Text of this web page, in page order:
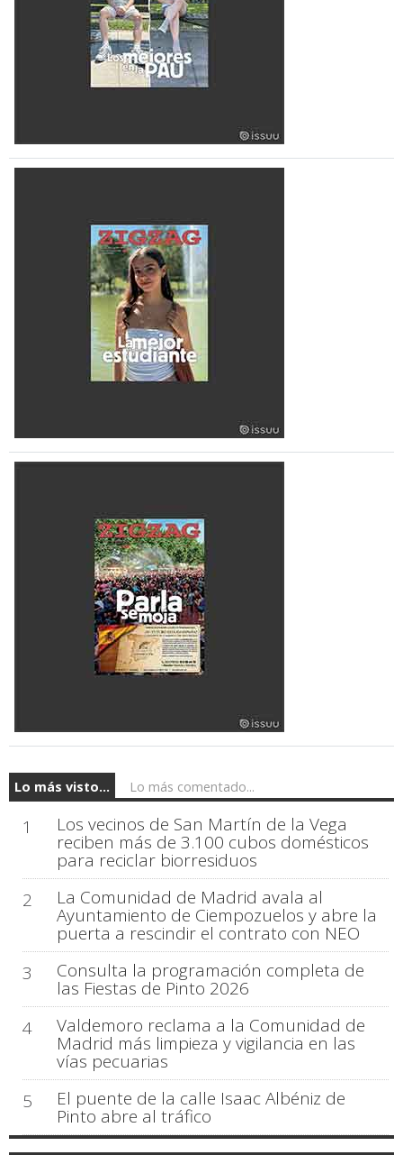
Lo más visto... Lo más comentado...
1 Los vecinos de San Martín de la Vega
reciben más de 3.100 cubos domésticos
para reciclar biorresiduos
2
La Comunidad de Madrid avala al
Ayuntamiento de Ciempozuelos y abre la
puerta a rescindir el contrato con NEO
3
Consulta la programación completa de
las Fiestas de Pinto 2026
4
Valdemoro reclama a la Comunidad de
Madrid más limpieza y vigilancia en las
vías pecuarias
5
El puente de la calle Isaac Albéniz de
Pinto abre al tráfico